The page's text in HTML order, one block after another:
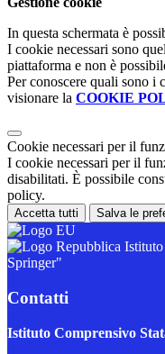
In questa schermata è
I cookie necessari sono
piattaforma e non è
Per conoscere quali sono i
visionare la COOKIE
Cookie necessari per il
I cookie necessari per il
disabilitati. È possibile
policy.
Accetta tutti Salva le
Springer"
Contatti
Istituto Comprensivo